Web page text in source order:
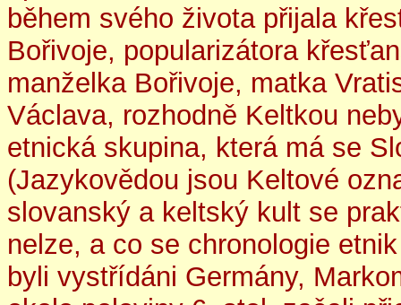
během svého života přijala
Bořivoje, popularizátora
manželka Bořivoje, matka
Václava, rozhodně Keltkou
etnická skupina, která má se
(Jazykovědou jsou Keltové
slovanský a keltský kult se
nelze, a co se chronologie
byli vystřídáni Germány,